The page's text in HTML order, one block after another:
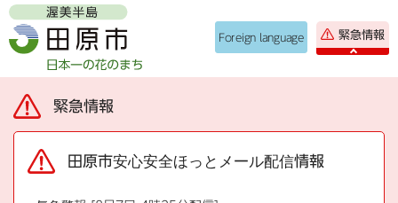
Foreign language 緊急情報
緊急情報
田原市安心安全ほっとメール配信情報